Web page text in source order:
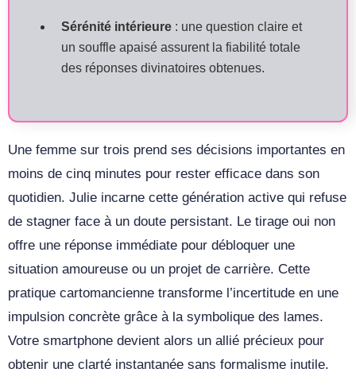
Sérénité intérieure : une question claire et
un souffle apaisé assurent la fiabilité totale
des réponses divinatoires obtenues.
Une femme sur trois prend ses décisions importantes en
moins de cinq minutes pour rester efficace dans son
quotidien. Julie incarne cette génération active qui refuse
de stagner face à un doute persistant. Le tirage oui non
offre une réponse immédiate pour débloquer une
situation amoureuse ou un projet de carrière. Cette
pratique cartomancienne transforme l’incertitude en une
impulsion concrète grâce à la symbolique des lames.
Votre smartphone devient alors un allié précieux pour
obtenir une clarté instantanée sans formalisme inutile.